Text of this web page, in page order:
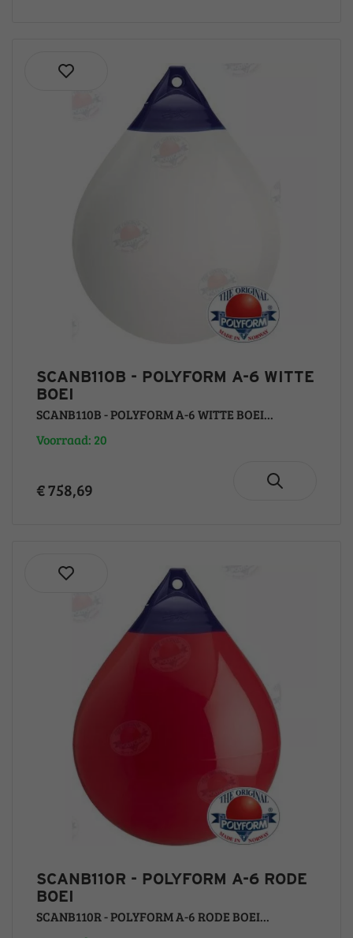
SCANB110B - POLYFORM A-6 WITTE
BOEI
SCANB110B - POLYFORM A-6 WITTE BOEI...
Voorraad: 20
€ 758,69
SCANB110R - POLYFORM A-6 RODE
BOEI
SCANB110R - POLYFORM A-6 RODE BOEI...